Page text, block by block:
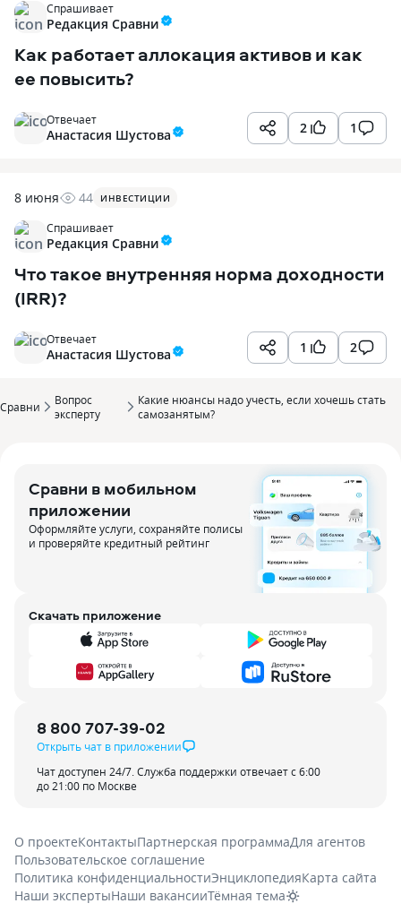
Спрашивает
Редакция Сравни
Как работает аллокация активов и как
ее повысить?
2 1
Отвечает
Анастасия Шустова
8 июня 44 ИНВЕСТИЦИИ
Спрашивает
Редакция Сравни
Что такое внутренняя норма доходности
(IRR)?
1 2
Отвечает
Анастасия Шустова
Сравни
Вопрос
эксперту
Какие нюансы надо учесть, если хочешь стать
самозанятым?
Сравни в мобильном
приложении
Оформляйте услуги, сохраняйте полисы
и проверяйте кредитный рейтинг
Скачать приложение
8 800 707-39-02
Открыть чат в приложении
Чат доступен 24/7. Служба поддержки отвечает с 6:00
до 21:00 по Москве
О проектеКонтактыПартнерская программаДля агентов
Пользовательское соглашение
Политика конфиденциальностиЭнциклопедияКарта сайта
Наши экспертыНаши вакансииТёмная тема